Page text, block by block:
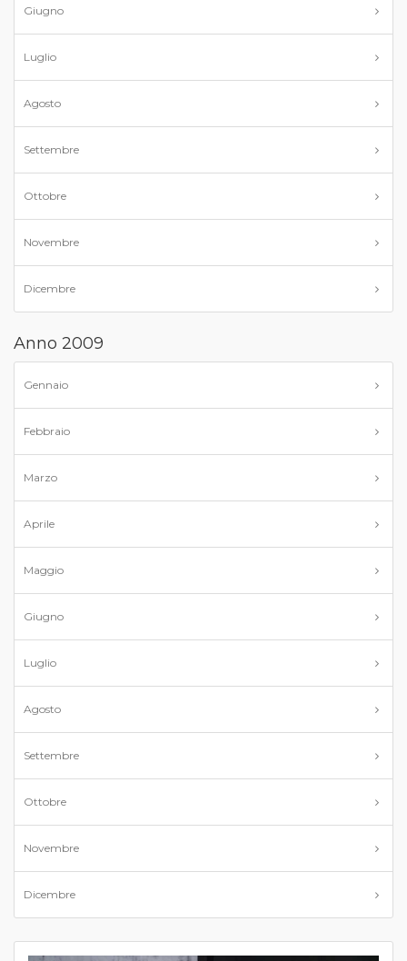
Giugno
Luglio
Agosto
Settembre
Ottobre
Novembre
Dicembre
Anno 2009
Gennaio
Febbraio
Marzo
Aprile
Maggio
Giugno
Luglio
Agosto
Settembre
Ottobre
Novembre
Dicembre